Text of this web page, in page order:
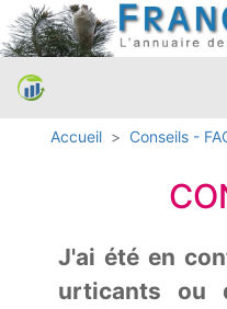
Accueil Conseils -
J'ai été en
urticants ou